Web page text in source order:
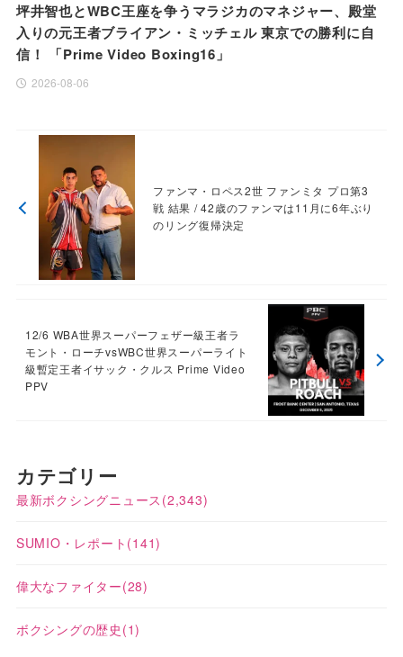
坪井智也とWBC王座を争うマラジカのマネジャー、殿堂
入りの元王者ブライアン・ミッチェル 東京での勝利に自
信！ 「Prime Video Boxing16」
2026-08-06
ファンマ・ロペス2世 ファンミタ プロ第3
戦 結果 / 42歳のファンマは11月に6年ぶり
のリング復帰決定
12/6 WBA世界スーパーフェザー級王者ラ
モント・ローチvsWBC世界スーパーライト
級暫定王者イサック・クルス Prime Video
PPV
カテゴリー
最新ボクシングニュース (2,343)
SUMIO・レポート (141)
偉大なファイター(28)
ボクシングの歴史 (1)